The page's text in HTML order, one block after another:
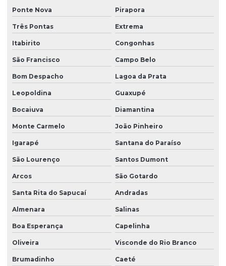
Ponte Nova Pirapora
Três Pontas Extrema
Itabirito Congonhas
São Francisco Campo Belo
Bom Despacho Lagoa da Prata
Leopoldina Guaxupé
Bocaiuva Diamantina
Monte Carmelo João Pinheiro
Igarapé Santana do Paraíso
São Lourenço Santos Dumont
Arcos São Gotardo
Santa Rita do Sapucaí Andradas
Almenara Salinas
Boa Esperança Capelinha
Oliveira Visconde do Rio Branco
Brumadinho Caeté